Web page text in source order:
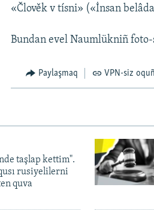
«Člověk v tísni» («İnsan
Bundan evel Naumlükniñ
Paylaşmaq VPN-siz
taşlap kettim".
rusiyelilerni
quva